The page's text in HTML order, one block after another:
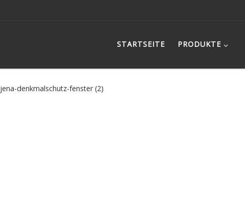
STARTSEITE PRODUKTE
jena-denkmalschutz-fenster (2)